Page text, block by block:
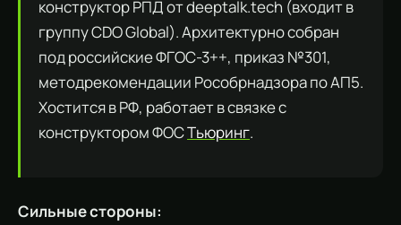
конструктор РПД от deeptalk.tech (входит в
группу CDO Global). Архитектурно собран
под российские ФГОС-3++, приказ №301,
методрекомендации Рособрнадзора по АП5.
Хостится в РФ, работает в связке с
конструктором ФОСТьюринг.
Сильные стороны: